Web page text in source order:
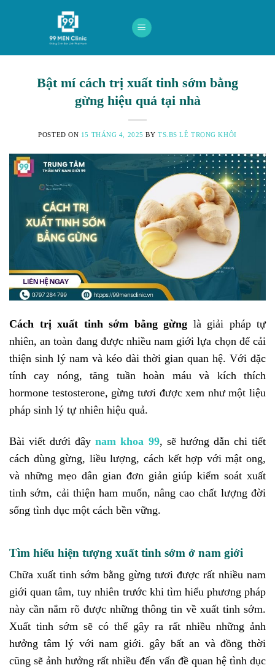
Bật mí cách trị xuất tinh sớm bằng
gừng hiệu quả tại nhà
POSTED ON 15 THÁNG 4, 2025 BYTS.BS LÊ TRỌNG KHÔI
Cách trị xuất tinh sớm bằng gừng là giải pháp tự
nhiên, an toàn đang được nhiều nam giới lựa chọn để cải
thiện sinh lý nam và kéo dài thời gian quan hệ. Với đặc
tính cay nóng, tăng tuần hoàn máu và kích thích
hormone testosterone, gừng tươi được xem như một liệu
pháp sinh lý tự nhiên hiệu quả.
Bài viết dưới đâynam khoa 99, sẽ hướng dẫn chi tiết
cách dùng gừng, liều lượng, cách kết hợp với mật ong,
và những mẹo dân gian đơn giản giúp kiểm soát xuất
tinh sớm, cải thiện ham muốn, nâng cao chất lượng đời
sống tình dục một cách bền vững.
Tìm hiểu hiện tượng xuất tinh sớm ở nam giới
Chữa xuất tinh sớm bằng gừng tươi được rất nhiều nam
giới quan tâm, tuy nhiên trước khi tìm hiểu phương pháp
này cần nắm rõ được những thông tin về xuất tinh sớm.
Xuất tinh sớm sẽ có thể gây ra rất nhiều những ảnh
hưởng tâm lý với nam giới. gây bất an và đồng thời
cũng sẽ ảnh hưởng rất nhiều đến vấn đề quan hệ tình dục